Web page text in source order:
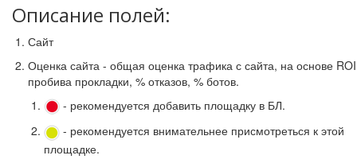
Описание полей:
Сайт
Оценка сайта - общая оценка трафика с сайта, на основе
пробива прокладки, % отказов, % ботов.
- рекомендуется добавить площадку в БЛ.
- рекомендуется внимательнее присмотреться к этой
площадке.